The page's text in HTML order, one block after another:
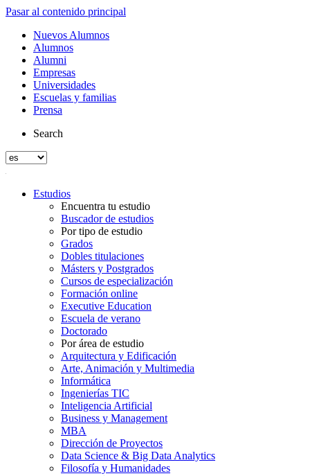
Pasar al contenido principal
Nuevos Alumnos
Alumnos
Alumni
Empresas
Universidades
Escuelas y familias
Prensa
Search
Estudios
Encuentra tu estudio
Buscador de estudios
Por tipo de estudio
Grados
Dobles titulaciones
Másters y Postgrados
Cursos de especialización
Formación online
Executive Education
Escuela de verano
Doctorado
Por área de estudio
Arquitectura y Edificación
Arte, Animación y Multimedia
Informática
Ingenierías TIC
Inteligencia Artificial
Business y Management
MBA
Dirección de Proyectos
Data Science & Big Data Analytics
Filosofía y Humanidades